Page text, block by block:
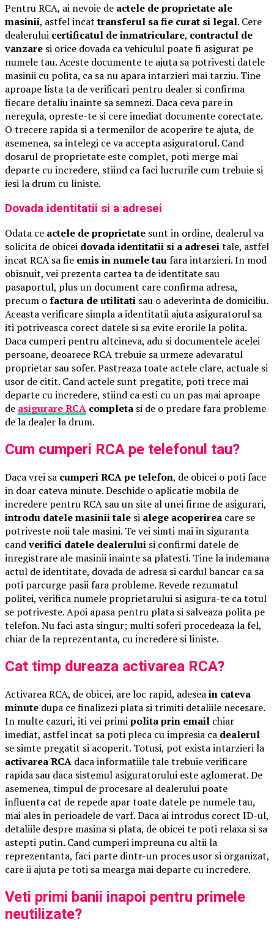
Pentru RCA, ai nevoie de actele de proprietate ale
masinii, astfel incattransferul sa fie curat si legal. Cere
dealerului certificatul de inmatriculare, contractul de
vanzare si orice dovada ca vehiculul poate fi asigurat pe
numele tau. Aceste documente te ajuta sa potrivesti datele
masinii cu polita, ca sa nu apara intarzieri mai tarziu. Tine
aproape lista ta de verificari pentru dealer si confirma
fiecare detaliu inainte sa semnezi. Daca ceva pare in
neregula, opreste-te si cere imediat documente corectate.
O trecere rapida si a termenilor de acoperire te ajuta, de
asemenea, sa intelegi ce va accepta asiguratorul. Cand
dosarul de proprietate este complet, poti merge mai
departe cu incredere, stiind ca faci lucrurile cum trebuie si
iesi la drum cu liniste.
Dovada identitatii si a adresei
Odata ce actele de proprietate sunt in ordine, dealerul va
solicita de obicei dovada identitatii si a adreseitale, astfel
incat RCA sa fie emis in numele taufara intarzieri. In mod
obisnuit, vei prezenta cartea ta de identitate sau
pasaportul, plus un document care confirma adresa,
precum ofactura de utilitati sau o adeverinta de domiciliu.
Aceasta verificare simpla a identitatii ajuta asiguratorul sa
iti potriveasca corect datele si sa evite erorile la polita.
Daca cumperi pentru altcineva, adu si documentele acelei
persoane, deoarece RCA trebuie sa urmeze adevaratul
proprietar sau sofer. Pastreaza toate actele clare, actuale si
usor de citit. Cand actele sunt pregatite, poti trece mai
departe cu incredere, stiind ca esti cu un pas mai aproape
de asigurare RCA completa si de o predare fara probleme
de la dealer la drum.
Cum cumperi RCA pe telefonul tau?
Daca vrei sa cumperi RCA pe telefon, de obicei o poti face
in doar cateva minute. Deschide o aplicatie mobila de
incredere pentru RCA sau un site al unei firme de asigurari,
introdu datele masinii tale si alege acoperirea care se
potriveste noii tale masini. Te vei simti mai in siguranta
candverifici datele dealerului si confirmi datele de
inregistrare ale masinii inainte sa platesti. Tine la indemana
actul de identitate, dovada de adresa si cardul bancar ca sa
poti parcurge pasii fara probleme. Revede rezumatul
politei, verifica numele proprietarului si asigura-te ca totul
se potriveste. Apoi apasa pentru plata si salveaza polita pe
telefon. Nu faci asta singur; multi soferi procedeaza la fel,
chiar de la reprezentanta, cu incredere si liniste.
Cat timp dureaza activarea RCA?
Activarea RCA, de obicei, are loc rapid, adeseain cateva
minute dupa ce finalizezi plata si trimiti detaliile necesare.
In multe cazuri, iti vei primipolita prin email chiar
imediat, astfel incat sa poti pleca cu impresia ca dealerul
se simte pregatit si acoperit. Totusi, pot exista intarzieri la
activarea RCA daca informatiile tale trebuie verificare
rapida sau daca sistemul asiguratorului este aglomerat. De
asemenea, timpul de procesare al dealerului poate
influenta cat de repede apar toate datele pe numele tau,
mai ales in perioadele de varf. Daca ai introdus corect ID-ul,
detaliile despre masina si plata, de obicei te poti relaxa si sa
astepti putin. Cand cumperi impreuna cu altii la
reprezentanta, faci parte dintr-un proces usor si organizat,
care ii ajuta pe toti sa mearga mai departe cu incredere.
Veti primi banii inapoi pentru primele
neutilizate?